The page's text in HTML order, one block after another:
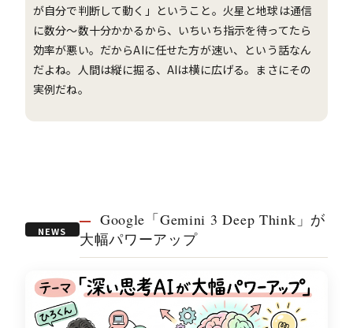
が自分で判断して動く」ということ。火星と地球は通信
に数分〜数十分かかるから、いちいち指示を待ってたら
効率が悪い。だからAIに任せた方が速い、という話なん
だよね。人間は縦に掘る、AIは横に広げる。まさにその
実例だね。
NEWS
02
Google「Gemini 3 Deep Think」が
大幅パワーアップ